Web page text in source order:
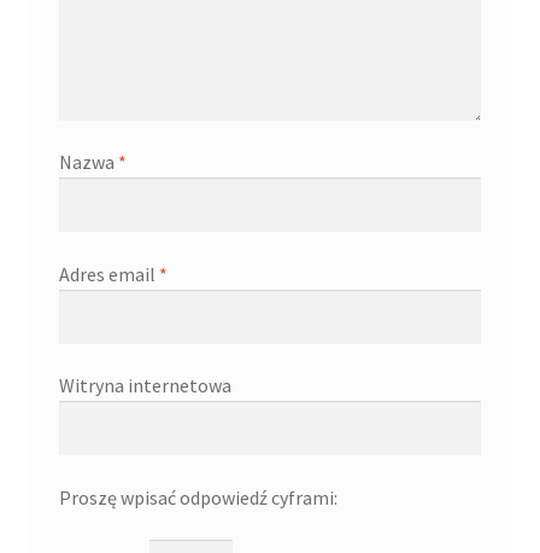
Nazwa *
Adres email *
Witryna internetowa
Proszę wpisać odpowiedź cyframi: